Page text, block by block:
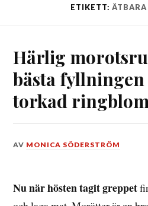
ETIKETT:
Härlig
bästa fyllningen
torkad
DEN
2021
AV MONICA SÖDERSTRÖM
Nu när hösten tagit greppet